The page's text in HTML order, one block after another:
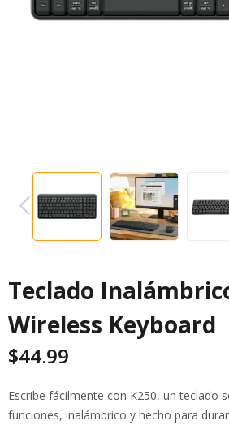
Teclado
Wireless Keyboard
$44.99
Escribe fácilmente con K250, un teclado
funciones, inalámbrico y hecho para